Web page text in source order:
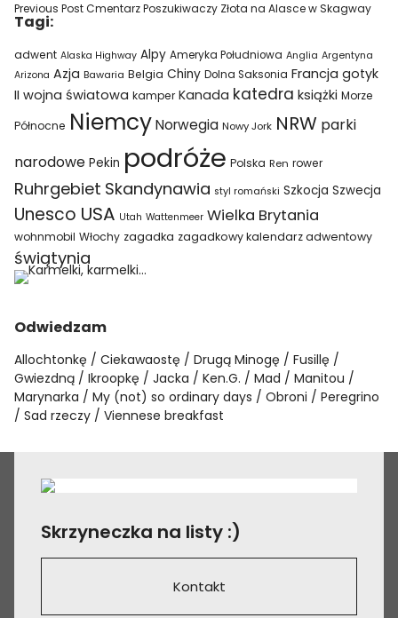
Previous PostCmentarz Poszukiwaczy Złota na Alasce w Skagway
Tagi:
adwent Alaska Highway Alpy Ameryka Południowa Anglia Argentyna
Arizona Azja Bawaria Belgia Chiny Dolna Saksonia Francja gotyk
II wojna światowa kamper Kanada katedra książki Morze
Północne Niemcy Norwegia Nowy Jork NRW parki
narodowe Pekin podróże Polska Ren rower
Ruhrgebiet Skandynawia styl romański Szkocja Szwecja
Unesco USA Utah Wattenmeer Wielka Brytania
wohnmobil Włochy zagadka zagadkowy kalendarz adwentowy
świątynia
Odwiedzam
Allochtonkę Ciekawaostę Drugą Minogę
Fusillę
Gwiezdną
Ikroopkę Jacka Ken.G. Mad
Manitou
Marynarka
My (not) so ordinary days Obroni
Peregrino
Sad rzeczy
Viennese breakfast
Skrzyneczka na listy :)
Kontakt